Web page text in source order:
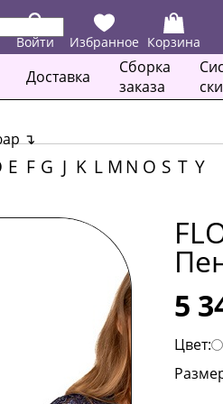
Войти Избранное Корзина
Доставка
Сборка
заказа
↴
E F G J K L MN O S T Y
5
Цвет: